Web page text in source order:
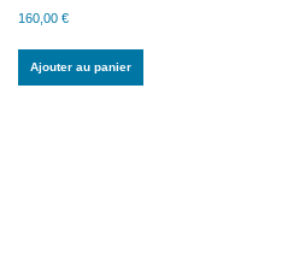
160,00 €
Ajouter au panier